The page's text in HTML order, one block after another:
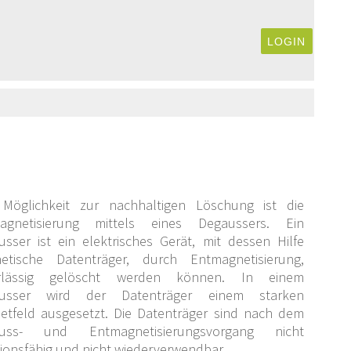
LOGIN
zur nachhaltigen Löschung ist die
mittels eines Degaussers. Ein
ist ein elektrisches Gerät, mit dessen Hilfe
Datenträger, durch Entmagnetisierung,
gelöscht werden können. In einem
wird der Datenträger einem starken
ausgesetzt. Die Datenträger sind nach dem
und Entmagnetisierungsvorgang nicht